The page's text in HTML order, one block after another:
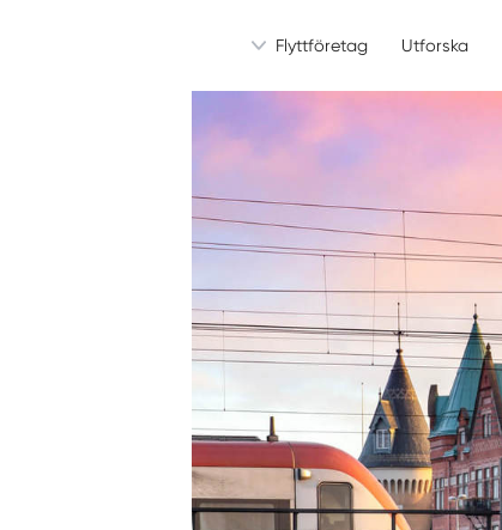
Flyttföretag Utforska